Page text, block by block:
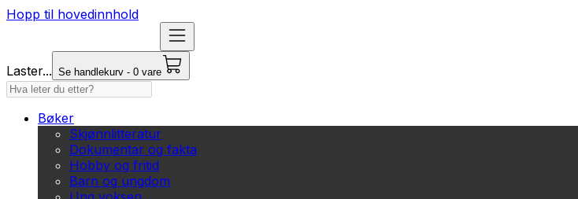
Hopp til hovedinnhold
Laster... Se handlekurv - 0 vare
Bøker
Skjønnlitteratur
Dokumentar og fakta
Hobby og fritid
Barn og ungdom